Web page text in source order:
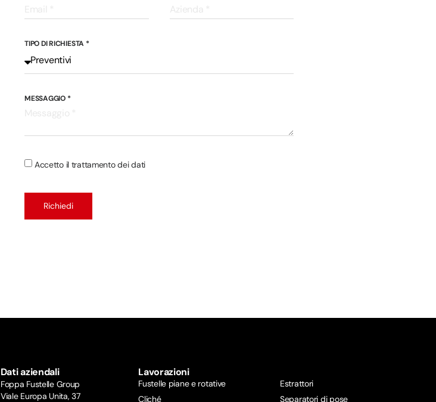
TIPO DI RICHIESTA *
MESSAGGIO *
Accetto il trattamento dei dati
Richiedi
Dati aziendali
Foppa Fustelle Group
Viale Europa Unita, 37
Lavorazioni
Fustelle piane e rotative
Cliché
Estrattori
Separatori di pose